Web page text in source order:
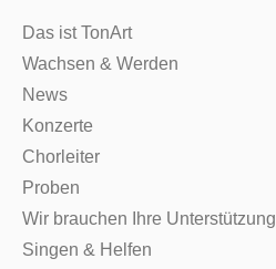
Das ist TonArt
Wachsen & Werden
News
Konzerte
Chorleiter
Proben
Wir brauchen Ihre Unterstützung
Singen & Helfen